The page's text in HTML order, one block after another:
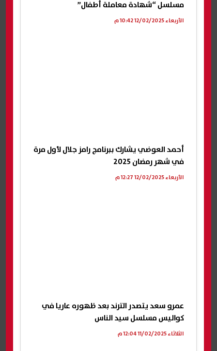
مسلسل “شهادة معاملة أطفال”
الأربعاء 12/02/2025 10:42 م
أحمد العوضي يشارك ببرنامج رامز جلال لأول مرة
في شهر رمضان 2025
الأربعاء 12/02/2025 12:27 م
عمرو سعد يتصدر الترند بعد ظهوره عاريا في
كواليس مسلسل سيد الناس
الثلاثاء 11/02/2025 12:04 م